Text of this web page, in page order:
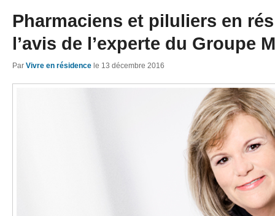
Pharmaciens et piluliers en
l’avis de l’experte du Groupe
Par Vivre en résidence le 13 décembre 2016